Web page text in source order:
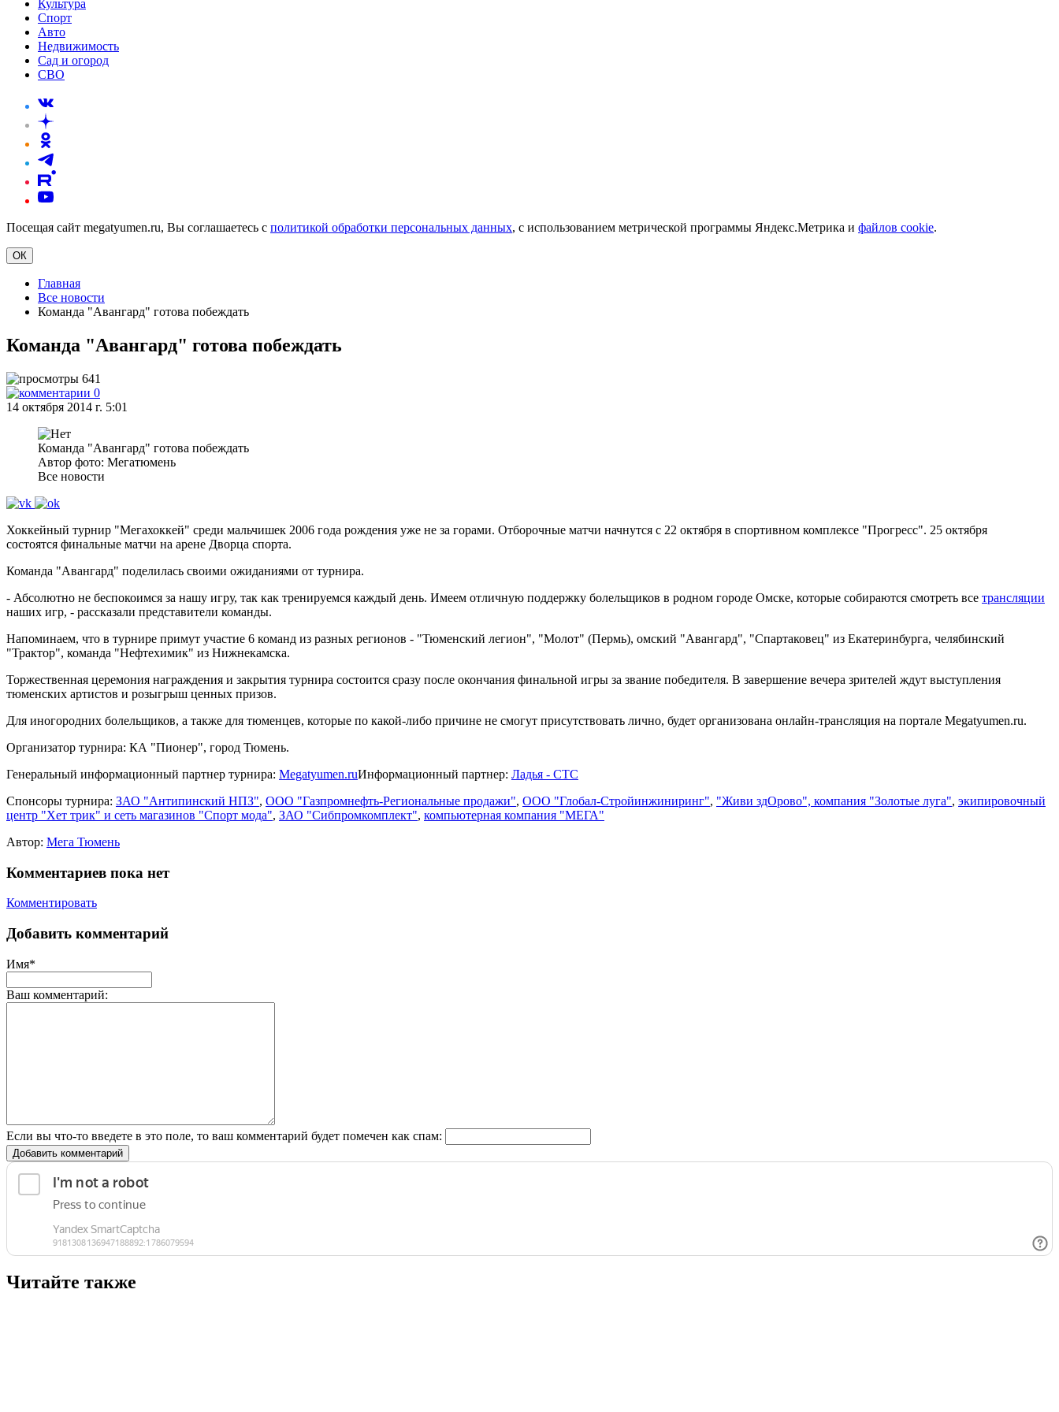
Культура
Спорт
Авто
Недвижимость
Сад и огород
СВО
Посещая сайт megatyumen.ru, Вы соглашаетесь с политикой обработки персональных данных, с использованием метрической программы Яндекс.Метрика и файлов cookie.
ОК
Главная
Все новости
Команда "Авангард" готова побеждать
Команда "Авангард" готова побеждать
641
0
14 октября 2014 г. 5:01
Команда "Авангард" готова побеждать
Автор фото: Мегатюмень
Все новости
Хоккейный турнир "Мегахоккей" среди мальчишек 2006 года рождения уже не за горами. Отборочные матчи начнутся с 22 октября в спортивном комплексе "Прогресс". 25 октября
состоятся финальные матчи на арене Дворца спорта.
Команда "Авангард" поделилась своими ожиданиями от турнира.
- Абсолютно не беспокоимся за нашу игру, так как тренируемся каждый день. Имеем отличную поддержку болельщиков в родном городе Омске, которые собираются смотреть все трансляции
наших игр, - рассказали представители команды.
Напоминаем, что в турнире примут участие 6 команд из разных регионов - "Тюменский легион", "Молот" (Пермь), омский "Авангард", "Спартаковец" из Екатеринбурга, челябинский
"Трактор", команда "Нефтехимик" из Нижнекамска.
Торжественная церемония награждения и закрытия турнира состоится сразу после окончания финальной игры за звание победителя. В завершение вечера зрителей ждут выступления
тюменских артистов и розыгрыш ценных призов.
Для иногородних болельщиков, а также для тюменцев, которые по какой-либо причине не смогут присутствовать лично, будет организована онлайн-трансляция на портале Megatyumen.ru.
Организатор турнира: КА "Пионер", город Тюмень.
Генеральный информационный партнер турнира: Megatyumen.ruИнформационный партнер: Ладья - СТС
Спонсоры турнира: ЗАО "Антипинский НПЗ", ООО "Газпромнефть-Региональные продажи", ООО "Глобал-Стройинжиниринг", "Живи здОрово", компания "Золотые луга", экипировочный
центр "Хет трик" и сеть магазинов "Спорт мода", ЗАО "Сибпромкомплект", компьютерная компания "МЕГА"
Автор: Мега Тюмень
Комментариев пока нет
Комментировать
Добавить комментарий
Имя*
Ваш комментарий:
Если вы что-то введете в это поле, то ваш комментарий будет помечен как спам:
Добавить комментарий
Читайте также